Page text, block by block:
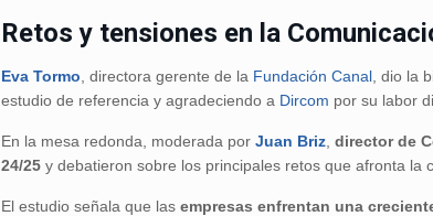
Retos y tensiones en la
Eva Tormo , directora gerente de la Fundación Canal , dio la
estudio de referencia y agradeciendo a Dircom por su labor
En la mesa redonda, moderada porJuan Briz ,director de
24/25y debatieron sobre los principales retos que afronta la
El estudio señala que lasempresas enfrentan una